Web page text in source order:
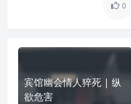
0
宾馆幽会情人猝死 | 纵
欲危害